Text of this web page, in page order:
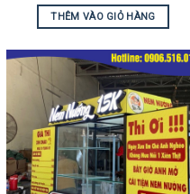
THÊM VÀO GIỎ HÀNG